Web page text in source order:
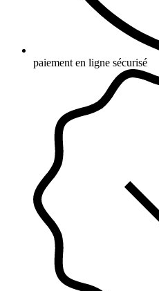
paiement en ligne sécurisé